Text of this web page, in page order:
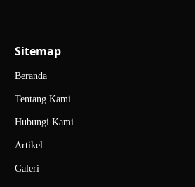
Sitemap
Beranda
Tentang Kami
Hubungi Kami
Artikel
Galeri